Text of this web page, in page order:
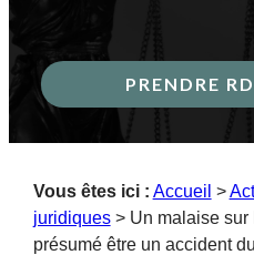
PRENDRE
Vous êtes ici : Accueil >
juridiques> Un malaise sur
présumé être un accident